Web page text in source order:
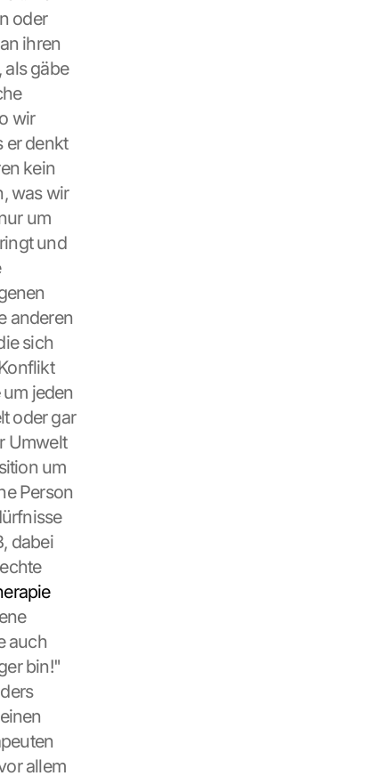
oder
ihren
als gäbe
wir
er denkt
kein
was wir
um
und
anderen
sich
um jeden
oder gar
Umwelt
um
Person
dabei
auch
bin!"
allem